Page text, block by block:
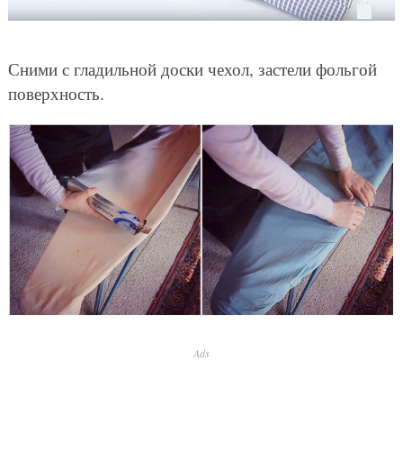
Сними с гладильной доски чехол, застели фольгой
поверхность.
Ads